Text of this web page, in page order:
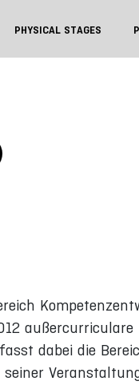
PHYSICAL STAGES
dabei die